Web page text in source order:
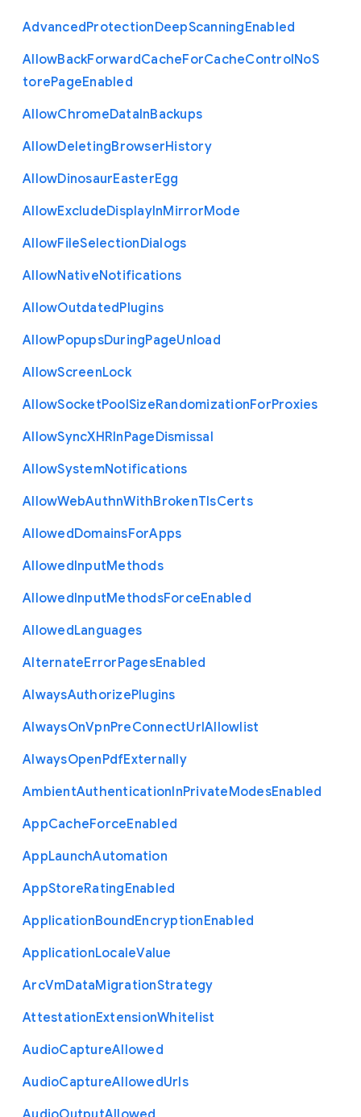
AdvancedProtectionDeepScanningEnabled
AllowBackForwardCacheForCacheControlNoS
torePageEnabled
AllowChromeDataInBackups
AllowDeletingBrowserHistory
AllowDinosaurEasterEgg
AllowExcludeDisplayInMirrorMode
AllowFileSelectionDialogs
AllowNativeNotifications
AllowOutdatedPlugins
AllowPopupsDuringPageUnload
AllowScreenLock
AllowSocketPoolSizeRandomizationForProxies
AllowSyncXHRInPageDismissal
AllowSystemNotifications
AllowWebAuthnWithBrokenTlsCerts
AllowedDomainsForApps
AllowedInputMethods
AllowedInputMethodsForceEnabled
AllowedLanguages
AlternateErrorPagesEnabled
AlwaysAuthorizePlugins
AlwaysOnVpnPreConnectUrlAllowlist
AlwaysOpenPdfExternally
AmbientAuthenticationInPrivateModesEnabled
AppCacheForceEnabled
AppLaunchAutomation
AppStoreRatingEnabled
ApplicationBoundEncryptionEnabled
ApplicationLocaleValue
ArcVmDataMigrationStrategy
AttestationExtensionWhitelist
AudioCaptureAllowed
AudioCaptureAllowedUrls